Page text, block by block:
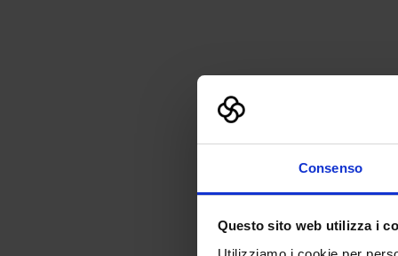
Consenso
Questo sito web utilizza i